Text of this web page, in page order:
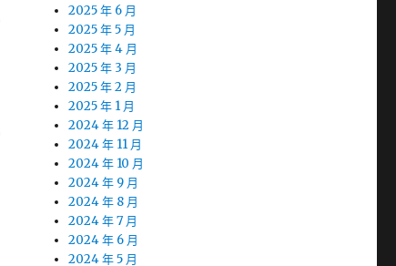
2025 年 6 月
2025 年 5 月
2025 年 4 月
2025 年 3 月
2025 年 2 月
2025 年 1 月
2024 年 12 月
2024 年 11 月
2024 年 10 月
2024 年 9 月
2024 年 8 月
2024 年 7 月
2024 年 6 月
2024 年 5 月